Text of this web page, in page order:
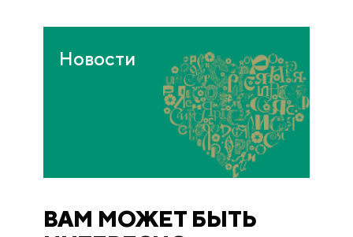
Новости
ВАМ МОЖЕТ БЫТЬ